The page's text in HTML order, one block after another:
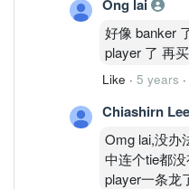
Ong lai
好像 banker
player 了 再
Like · 5 years ·
Chiashirn Lee
Omg lai,没办
中连个tie都
player一条龙